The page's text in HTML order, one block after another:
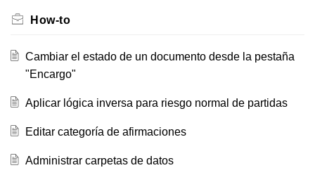
How-to
Cambiar el estado de un documento desde la pestaña
"Encargo"
Aplicar lógica inversa para riesgo normal de partidas
Editar categoría de afirmaciones
Administrar carpetas de datos